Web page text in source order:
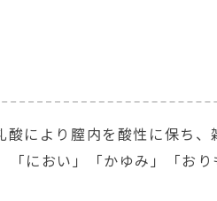
により膣内を酸性に保ち、
におい」「かゆみ」「お